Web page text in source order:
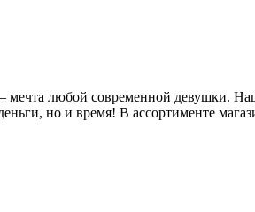
мечта любой современной девушки.
но и время! В ассортименте